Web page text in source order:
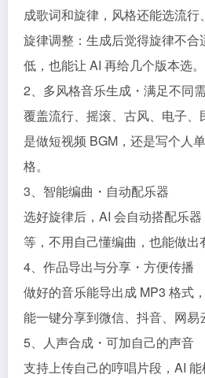
成歌词和旋律，风格还能选流行
旋律调整：生成后觉得旋律不
低，也能让 AI 再给几个版本选。​
2、多风格音乐生成・满足不同
覆盖流行、摇滚、古风、电子
是做短视频 BGM，还是写个人
格。​
3、智能编曲・自动配乐器​
选好旋律后，AI 会自动搭配乐
等，不用自己懂编曲，也能做出
4、作品导出与分享・方便传播​
做好的音乐能导出成 MP3 格式
能一键分享到微信、抖音、网易
5、人声合成・可加自己的声音​
支持上传自己的哼唱片段，AI